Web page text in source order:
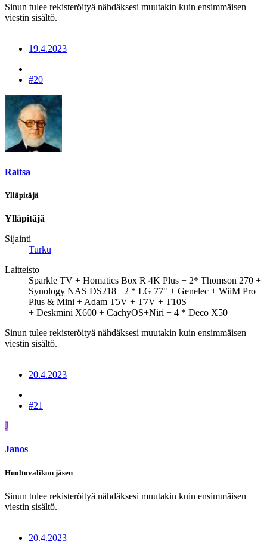
Sinun tulee rekisteröityä nähdäksesi muutakin kuin ensimmäisen
viestin sisältö.
19.4.2023
#20
Raitsa
Ylläpitäjä
Ylläpitäjä
Sijainti
Turku
Laitteisto
Sparkle TV + Homatics Box R 4K Plus + 2* Thomson 270 +
Synology NAS DS218+ 2 * LG 77" + Genelec + WiiM Pro
Plus & Mini + Adam T5V + T7V + T10S
+ Deskmini X600 + CachyOS+Niri + 4 * Deco X50
Sinun tulee rekisteröityä nähdäksesi muutakin kuin ensimmäisen
viestin sisältö.
20.4.2023
#21
J
Janos
Huoltovalikon jäsen
Sinun tulee rekisteröityä nähdäksesi muutakin kuin ensimmäisen
viestin sisältö.
20.4.2023